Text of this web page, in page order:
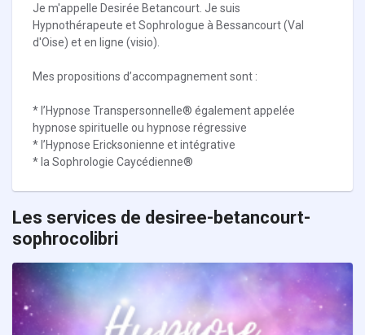
Je m'appelle Desirée Betancourt. Je suis
Hypnothérapeute et Sophrologue à Bessancourt (Val
d'Oise) et en ligne (visio).
Mes propositions d’accompagnement sont :
* l’Hypnose Transpersonnelle® également appelée
hypnose spirituelle ou hypnose régressive
* l’Hypnose Ericksonienne et intégrative
* la Sophrologie Caycédienne®
Les services de desiree-betancourt-
sophrocolibri